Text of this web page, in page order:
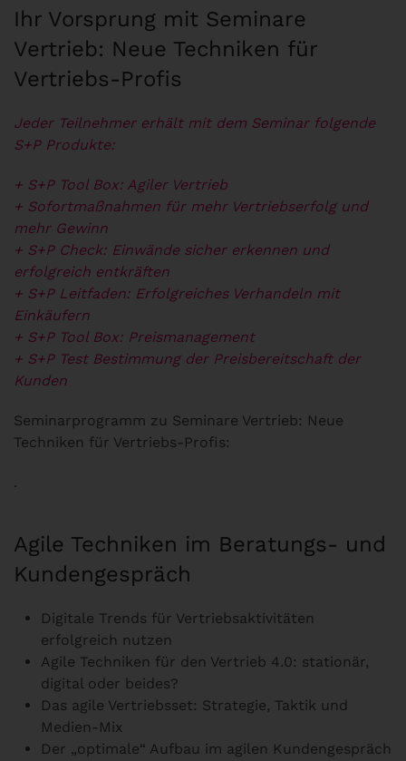
Ihr Vorsprung mit Seminare
Vertrieb: Neue Techniken für
Vertriebs-Profis
Jeder Teilnehmer erhält mit dem Seminar folgende
S+P Produkte:
+ S+P Tool Box: Agiler Vertrieb
+ Sofortmaßnahmen für mehr Vertriebserfolg und
mehr Gewinn
+ S+P Check: Einwände sicher erkennen und
erfolgreich entkräften
+ S+P Leitfaden: Erfolgreiches Verhandeln mit
Einkäufern
+ S+P Tool Box: Preismanagement
+ S+P Test Bestimmung der Preisbereitschaft der
Kunden
Seminarprogramm zu Seminare Vertrieb: Neue
Techniken für Vertriebs-Profis:
.
Agile Techniken im Beratungs- und
Kundengespräch
Digitale Trends für Vertriebsaktivitäten
erfolgreich nutzen
Agile Techniken für den Vertrieb 4.0: stationär,
digital oder beides?
Das agile Vertriebsset: Strategie, Taktik und
Medien-Mix
Der „optimale“ Aufbau im agilen Kundengespräch